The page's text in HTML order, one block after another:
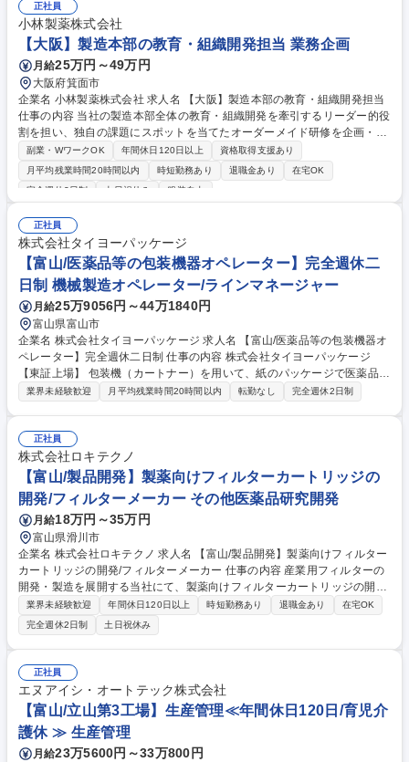
正社員
小林製薬株式会社
【大阪】製造本部の教育・組織開発担当 業務企画
月給25万円～49万円
大阪府箕面市
企業名 小林製薬株式会社 求人名 【大阪】製造本部の教育・組織開発担当
仕事の内容 当社の製造本部全体の教育・組織開発を牽引するリーダー的役
割を担い、独自の課題にスポットを当てたオーダーメイド研修を企画・実
行し組織成長に貢献するポジションです。 ■製造本部の課題に基づいたオ
ーダーメイド研修の企画・提案・実行 ■受講者の状況ヒアリングと講師へ
のフィードバック ■製造本部教育プロジェクト構想の推進（スキルマップ
の教育企画」の推進 ■経営層へのアプローチと全社的な組織風土改革 など
募集職種 【大阪】製造本部の教育・組織開発担当
副業・WワークOK 年間休日120日以上
資格取得支援あり
月平均残業時間20時間以内
時短勤務あり 退職金あり
在宅OK
完全週休2日制
土日祝休み 服装自由
正社員
株式会社タイヨーパッケージ
【富山/医薬品等の包装機器オペレーター】完全週休二
日制 機械製造オペレーター/ラインマネージャー
月給25万9056円～44万1840円
富山県富山市
企業名 株式会社タイヨーパッケージ 求人名 【富山/医薬品等の包装機器オ
ペレーター】完全週休二日制 仕事の内容 株式会社タイヨーパッケージ
【東証上場】 包装機（カートナー）を用いて、紙のパッケージで医薬品や
健康食品、化粧品を包装する業務です。 包装関連設備の保守やメンテナン
内容や就業場所の配置転換あり 募集職種 【富山/医薬品等の包装機器オペ
レーター】完全週休二日制
業界未経験歓迎 月平均残業時間20時間以内 転勤なし 完全週休2日制
正社員
株式会社ロキテクノ
【富山/製品開発】製薬向けフィルターカートリッジの
開発/フィルターメーカー その他医薬品研究開発
月給18万円～35万円
富山県滑川市
企業名 株式会社ロキテクノ 求人名 【富山/製品開発】製薬向けフィルター
カートリッジの開発/フィルターメーカー 仕事の内容 産業用フィルターの
開発・製造を展開する当社にて、製薬向けフィルターカートリッジの開発
や微生物試験の計画・実施をご担当いただきます。 ■製薬向けフィルター
の開発・試作 ■微生物捕捉性試験の計画 ■新評価技術の確立 ■バイオバー
デン測定法の構築 ■ラボの管理・運用 等 【仕事の魅力】 高度な「ろ過」
の専門知識を習得し、様々な用途に触れることで幅広い知見を養えます。
試験系の立ち上げ等、技術者として手応えのある業務に挑戦でき、社会貢
献度の高い製薬分野を支えるやりがいがあります。 募集職種 【富山/製品
開発】製薬向けフィルターカートリッジの開発/フィルターメーカー
業界未経験歓迎 年間休日120日以上 時短勤務あり 退職金あり
在宅OK
完全週休2日制
土日祝休み
正社員
エヌアイシ・オートテック株式会社
【富山/立山第3工場】生産管理≪年間休日120日/育児介
護休 ≫ 生産管理
月給23万5600円～33万800円